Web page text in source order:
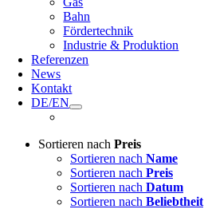
Bahn
Fördertechnik
Industrie & Produktion
Referenzen
News
Kontakt
DE/EN
Sortieren nach Preis
Sortieren nach Name
Sortieren nach Preis
Sortieren nach Datum
Sortieren nach Beliebtheit